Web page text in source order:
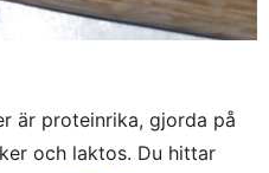
är proteinrika, gjorda på
och laktos. Du hittar